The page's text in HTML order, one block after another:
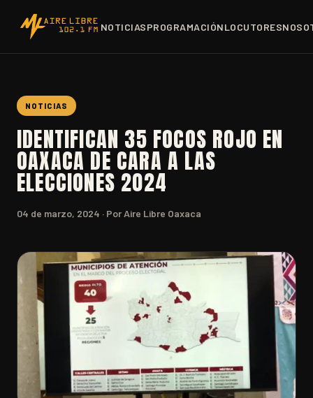
NOTICIASPROGRAMACIÓNLOCUTORES
NOTICIAS
IDENTIFICAN 35 FOCOS ROJO EN
OAXACA DE CARA A LAS
ELECCIONES 2024
04 de marzo, 2024 · Por Aire Libre Oaxaca